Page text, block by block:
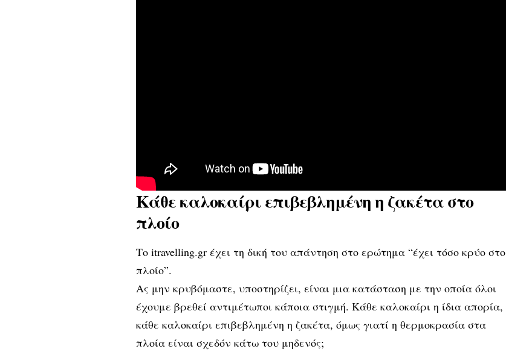
Κάθε καλοκαίρι επιβεβλημένη η ζακέτα στο
πλοίο
Το itravelling.gr έχει τη δική του απάντηση στο ερώτημα “έχει τόσο κρύο στο
πλοίο”.
Ας μην κρυβόμαστε, υποστηρίζει, είναι μια κατάσταση με την οποία όλοι
έχουμε βρεθεί αντιμέτωποι κάποια στιγμή. Κάθε καλοκαίρι η ίδια απορία,
κάθε καλοκαίρι επιβεβλημένη η ζακέτα, όμως γιατί η θερμοκρασία στα
πλοία είναι σχεδόν κάτω του μηδενός;